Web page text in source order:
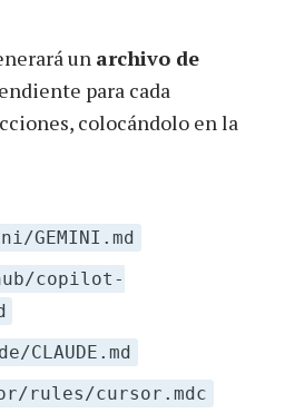
un archivo de
para cada
colocándolo en la
GEMINI.md
copilot-
CLAUDE.md
rules/cursor.mdc